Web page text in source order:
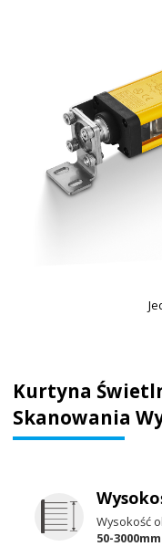
Kurtyna
Skanowania
Wysokość
50-